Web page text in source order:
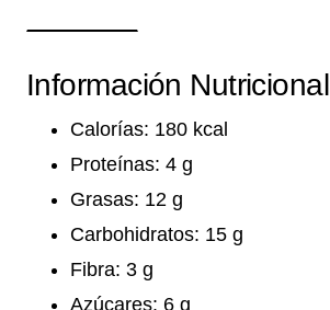
Información Nutricional
Calorías: 180 kcal
Proteínas: 4 g
Grasas: 12 g
Carbohidratos: 15 g
Fibra: 3 g
Azúcares: 6 g